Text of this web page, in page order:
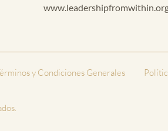
y Condiciones Generales